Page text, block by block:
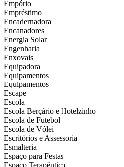
Empório
Empréstimo
Encadernadora
Encanadores
Energia Solar
Engenharia
Enxovais
Equipadora
Equipamentos
Equipamentos
Escape
Escola
Escola Berçário e Hotelzinho
Escola de Futebol
Escola de Vólei
Escritórios e Assessoria
Esmalteria
Espaço para Festas
Espaço Terapêutico